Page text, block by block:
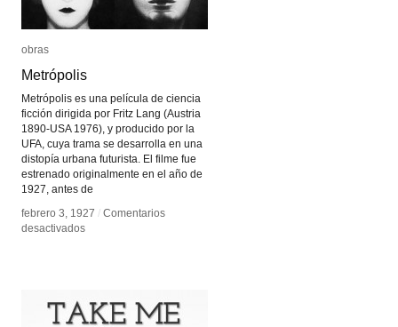
obras
Metrópolis
Metrópolis es una película de ciencia
ficción dirigida por Fritz Lang (Austria
1890-USA 1976), y producido por la
UFA, cuya trama se desarrolla en una
distopía urbana futurista. El filme fue
estrenado originalmente en el año de
1927, antes de
febrero 3, 1927 / Comentarios
desactivadosen
obras
Metrópolis
febrero 3, 1927 / Comentarios
desactivadosen